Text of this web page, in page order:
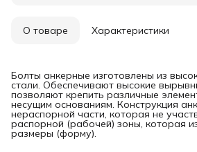
О товаре Характеристики
Болты анкерные изготовлены из
стали. Обеспечивают высокие
позволяют крепить различные
несущим основаниям. Конструкция
нераспорной части, которая не
распорной (рабочей) зоны, которая
размеры (форму).